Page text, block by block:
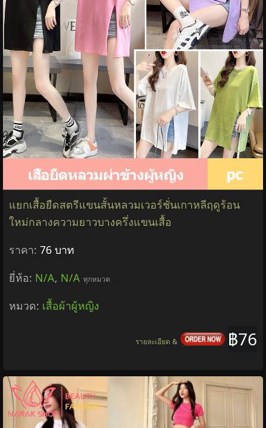
แยกเสื้อยืดสตรีแขนสั้นหลวมเวอร์ชั่นเกาหลีฤดูร้อน
ใหม่กลางความยาวบางครึ่งแขนเสื้อ
ราคา: 76 บาท
ยี่ห้อ: N/A, N/A ทุกหมวด
หมวด: เสื้อผ้าผู้หญิง
฿76
รายละเอียด &